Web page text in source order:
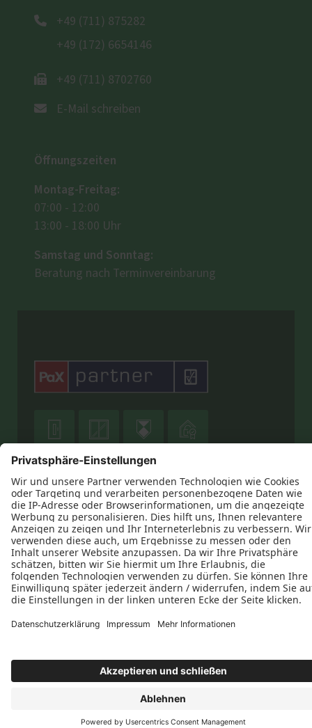
+49 (711) 875282
+49 (172) 6654146
+49 (711) 8702760
E-Mail schreiben
Öffnungszeiten
Montag-Freitag:
07:00 - 12:00
13:00 - 18:00 Uhr
Samstag und Sonntag:
Beratung nach Terminvereinbarung
  
  

Datenschutz Impressum Kontakt
AGB
Glaserei-Fensterbau Michael Vogel © 2026